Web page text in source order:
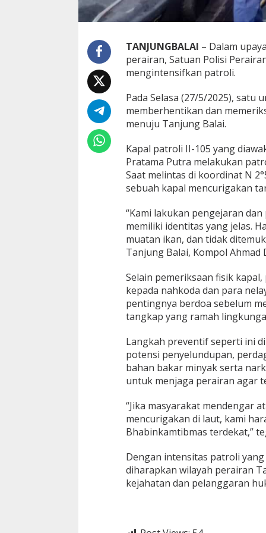
B
a
i
,
S
t
P
o
l
i
r
u
d
K
j
r
d
a
P
e
r
i
k
a
a
p
a
T
a
n
p
N
a
m
a
TANJUNGBALAI – Dalam
perairan, Satuan Polisi
mengintensifkan patroli.
Pada Selasa (27/5/2025), satu
memberhentikan dan
menuju Tanjung Balai.
Kapal patroli II-105 yang
Pratama Putra melakukan
Saat melintas di koordinat N
sebuah kapal mencurigakan
“Kami lakukan pengejaran
memiliki identitas yang jelas.
muatan ikan, dan tidak
Tanjung Balai, Kompol Ahmad
Selain pemeriksaan fisik
kepada nahkoda dan para
pentingnya berdoa sebelum
tangkap yang ramah
Langkah preventif seperti ini
potensi penyelundupan,
bahan bakar minyak serta
untuk menjaga perairan agar
“Jika masyarakat mendengar
mencurigakan di laut, kami
Bhabinkamtibmas terdekat,”
Dengan intensitas patroli
diharapkan wilayah perairan
kejahatan dan pelanggaran